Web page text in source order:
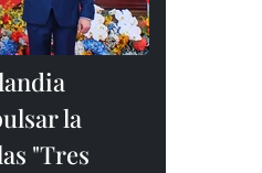
la
"Tres